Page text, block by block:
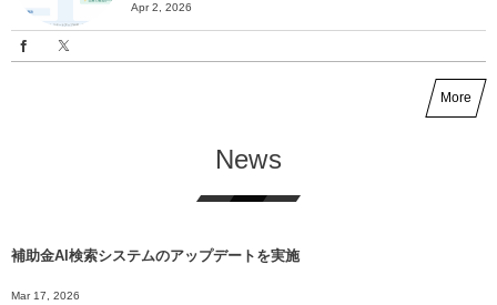
Apr 2, 2026
More
News
補助金AI検索システムのアップデートを実施
Mar 17, 2026